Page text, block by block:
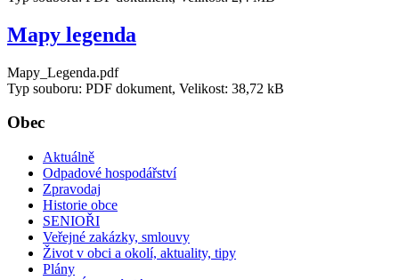
Mapy legenda
Mapy_Legenda.pdf
Typ souboru: PDF dokument, Velikost: 38,72 kB
Obec
Aktuálně
Odpadové hospodářství
Zpravodaj
Historie obce
SENIOŘI
Veřejné zakázky, smlouvy
Život v obci a okolí, aktuality, tipy
Plány